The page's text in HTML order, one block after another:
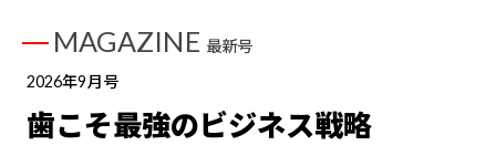
MAGAZINE 最新号
2026年9月号
歯こそ最強のビジネス戦略